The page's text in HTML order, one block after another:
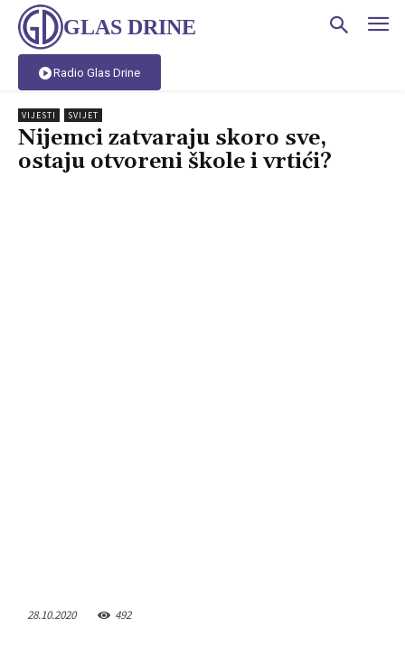
GLAS DRINE
Radio Glas Drine
VIJESTI SVIJET
Nijemci zatvaraju skoro sve,
ostaju otvoreni škole i vrtići?
28.10.2020 492